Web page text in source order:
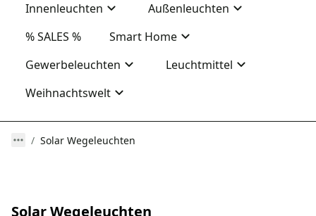
Innenleuchten
Außenleuchten
% SALES %
Smart Home
Gewerbeleuchten
Leuchtmittel
Weihnachtswelt
Solar Wegeleuchten
Solar Wegeleuchten